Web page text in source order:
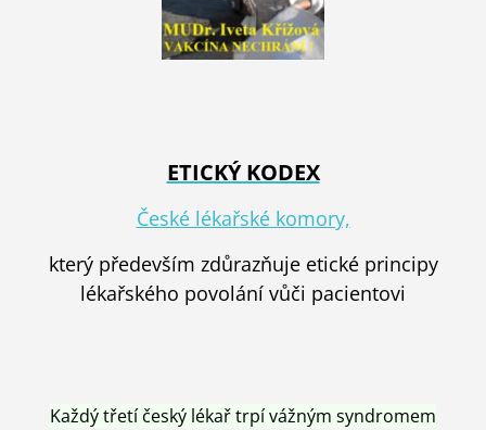
ETICKÝ KODEX
České lékařské komory,
který především zdůrazňuje etické principy
lékařského povolání vůči pacientovi
Každý třetí český lékař trpí vážným syndromem